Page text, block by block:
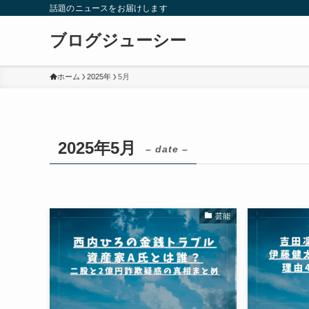
話題のニュースをお届けします
ブログジューシー
ホーム 2025年 5月
2025年5月 – date –
芸能